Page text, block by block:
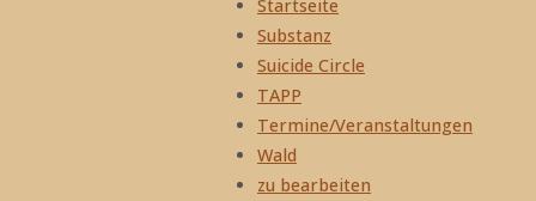
Startseite
Substanz
Suicide Circle
TAPP
Termine/Veranstaltungen
Wald
zu bearbeiten